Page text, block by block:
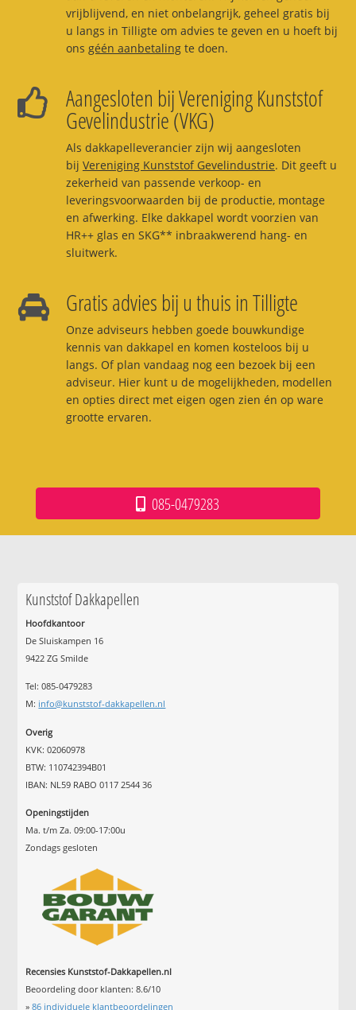
vrijblijvend, en niet onbelangrijk, geheel gratis bij
u langs in Tilligte om advies te geven en u hoeft bij
ons géén aanbetalingte doen.
Aangesloten bij Vereniging Kunststof
Gevelindustrie (VKG)
Als dakkapelleverancier zijn wij aangesloten
bij Vereniging Kunststof Gevelindustrie. Dit geeft u
zekerheid van passende verkoop- en
leveringsvoorwaarden bij de productie, montage
en afwerking. Elke dakkapel wordt voorzien van
HR++ glas en SKG** inbraakwerend hang- en
sluitwerk.
Gratis advies bij u thuis in Tilligte
Onze adviseurs hebben goede bouwkundige
kennis van dakkapel en komen kosteloos bij u
langs. Of plan vandaag nog een bezoek bij een
adviseur. Hier kunt u de mogelijkheden, modellen
en opties direct met eigen ogen zien én op ware
grootte ervaren.
085-0479283
Kunststof Dakkapellen
Hoofdkantoor
De Sluiskampen 16
9422 ZG Smilde
Tel: 085-0479283
M: info@kunststof-dakkapellen.nl
Overig
KVK: 02060978
BTW: 110742394B01
IBAN: NL59 RABO 0117 2544 36
Openingstijden
Ma. t/m Za. 09:00-17:00u
Zondags gesloten
Recensies Kunststof-Dakkapellen.nl
Beoordeling door klanten:8.6/10
»86 individuele klantbeoordelingen